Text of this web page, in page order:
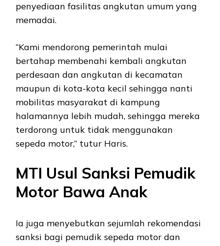
penyediaan fasilitas angkutan umum yang
memadai.
“Kami mendorong pemerintah mulai
bertahap membenahi kembali angkutan
perdesaan dan angkutan di kecamatan
maupun di kota-kota kecil sehingga nanti
mobilitas masyarakat di kampung
halamannya lebih mudah, sehingga mereka
terdorong untuk tidak menggunakan
sepeda motor,” tutur Haris.
MTI Usul Sanksi Pemudik
Motor Bawa Anak
Ia juga menyebutkan sejumlah rekomendasi
sanksi bagi pemudik sepeda motor dan